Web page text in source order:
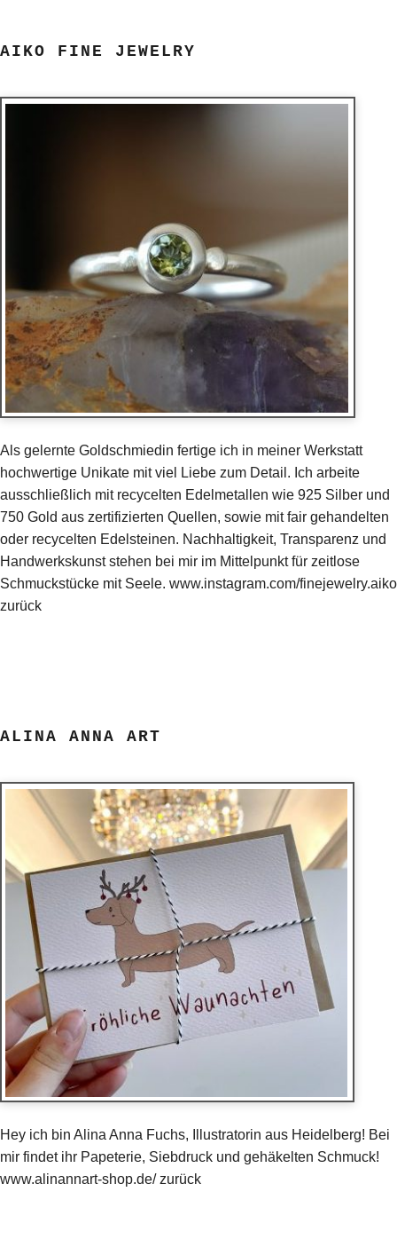
AIKO FINE JEWELRY
Als gelernte Goldschmiedin fertige ich in meiner Werkstatt
hochwertige Unikate mit viel Liebe zum Detail. Ich arbeite
ausschließlich mit recycelten Edelmetallen wie 925 Silber und
750 Gold aus zertifizierten Quellen, sowie mit fair gehandelten
oder recycelten Edelsteinen. Nachhaltigkeit, Transparenz und
Handwerkskunst stehen bei mir im Mittelpunkt für zeitlose
Schmuckstücke mit Seele. www.instagram.com/finejewelry.aiko
zurück
ALINA ANNA ART
Hey ich bin Alina Anna Fuchs, Illustratorin aus Heidelberg! Bei
mir findet ihr Papeterie, Siebdruck und gehäkelten Schmuck!
www.alinannart-shop.de/ zurück